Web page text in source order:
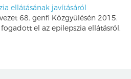
ellátásának javításáról
68. genfi Közgyűlésén 2015.
el az epilepszia ellátásról.